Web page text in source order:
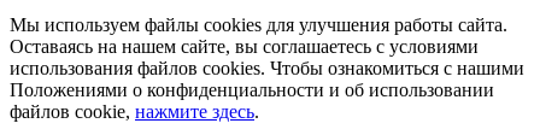
Мы используем файлы cookies для улучшения работы сайта.
Оставаясь на нашем сайте, вы соглашаетесь с условиями
использования файлов cookies. Чтобы ознакомиться с нашими
Положениями о конфиденциальности и об использовании
файлов cookie, нажмите здесь.